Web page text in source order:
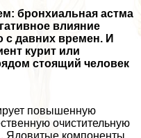
бронхиальная астма
влияние
с давних времен. И
курит или
стоящий человек
повышенную
очистительную